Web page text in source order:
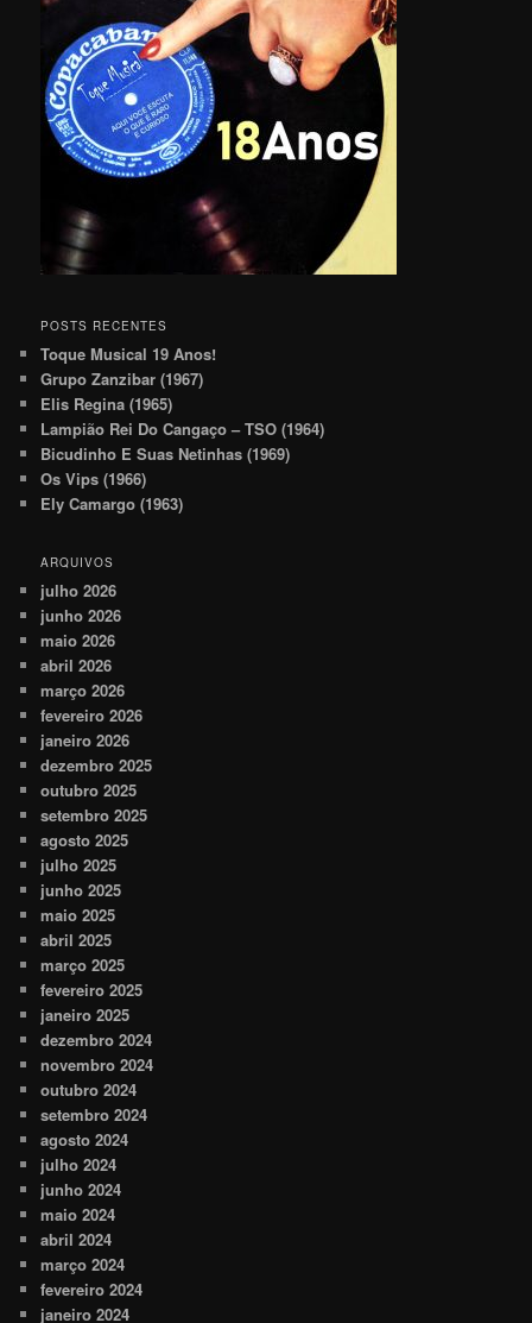
POSTS RECENTES
Toque Musical 19 Anos!
Grupo Zanzibar (1967)
Elis Regina (1965)
Lampião Rei Do Cangaço – TSO (1964)
Bicudinho E Suas Netinhas (1969)
Os Vips (1966)
Ely Camargo (1963)
ARQUIVOS
julho 2026
junho 2026
maio 2026
abril 2026
março 2026
fevereiro 2026
janeiro 2026
dezembro 2025
outubro 2025
setembro 2025
agosto 2025
julho 2025
junho 2025
maio 2025
abril 2025
março 2025
fevereiro 2025
janeiro 2025
dezembro 2024
novembro 2024
outubro 2024
setembro 2024
agosto 2024
julho 2024
junho 2024
maio 2024
abril 2024
março 2024
fevereiro 2024
janeiro 2024